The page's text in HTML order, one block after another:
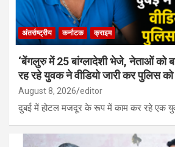
अंतर्राष्ट्रीय कर्नाटक क्राइम
‘बेंगलुरु में 25 बांग्लादेशी भेजे, नेताओं को
रह रहे युवक ने वीडियो जारी कर पुलिस को
August 8, 2026 editor
दुबई में होटल मजदूर के रूप में काम कर रहे एक